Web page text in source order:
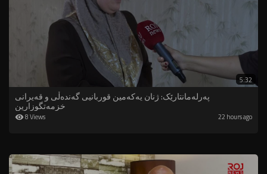
5:32
پەرلەمانتارێک: ژنان یەکەمین قوربانیی گەندەڵی و قەیرانی
خزمەتگوزارین
8 Views 22 hours ago